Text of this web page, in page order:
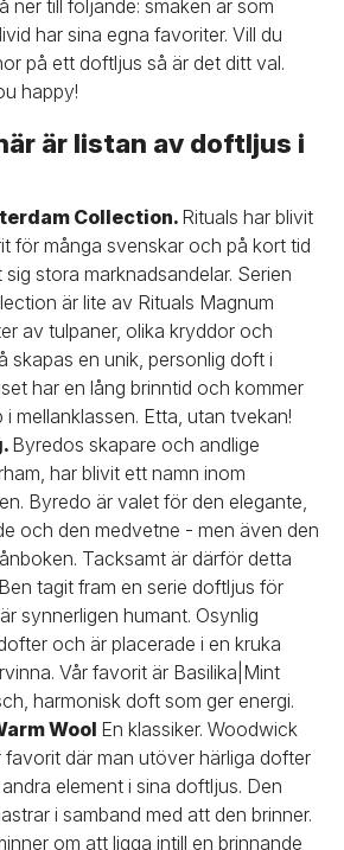
ner till följande: smaken är som
har sina egna favoriter. Vill du
på ett doftljus så är det ditt val.
happy!
är listan av doftljus i
Collection. Rituals har blivit
för många svenskar och på kort tid
stora marknadsandelar. Serien
är lite av Rituals Magnum
av tulpaner, olika kryddor och
skapas en unik, personlig doft i
har en lång brinntid och kommer
i mellanklassen. Etta, utan tvekan!
Byredos skapare och andlige
har blivit ett namn inom
Byredo är valet för den elegante,
och den medvetne - men även den
Tacksamt är därför detta
tagit fram en serie doftljus för
synnerligen humant. Osynlig
och är placerade i en kruka
Vår favorit är Basilika|Mint
harmonisk doft som ger energi.
Wool En klassiker. Woodwick
favorit där man utöver härliga dofter
element i sina doftljus. Den
i samband med att den brinner.
om att ligga intill en brinnande